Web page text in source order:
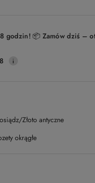
godzin! 📦 Zamów dziś –
Złoto antyczne
okrągłe